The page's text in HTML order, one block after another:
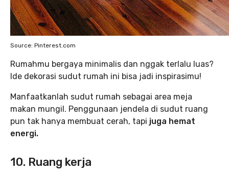
Source: Pinterest.com
Rumahmu bergaya minimalis dan nggak terlalu luas?
Ide dekorasi sudut rumah ini bisa jadi inspirasimu!
Manfaatkanlah sudut rumah sebagai area meja
makan mungil. Penggunaan jendela di sudut ruang
pun tak hanya membuat cerah, tapi juga hemat
energi.
10. Ruang kerja